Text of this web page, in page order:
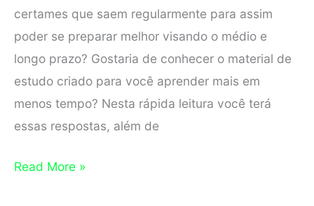
certames que saem regularmente para assim
poder se preparar melhor visando o médio e
longo prazo? Gostaria de conhecer o material de
estudo criado para você aprender mais em
menos tempo? Nesta rápida leitura você terá
essas respostas, além de
Baixar
Read More »